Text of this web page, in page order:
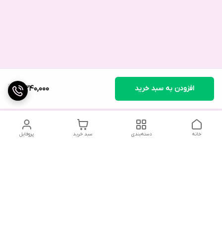
2,340,000 افزودن به سبد خرید
پروفایل سبد خرید دسته‌بندی خانه